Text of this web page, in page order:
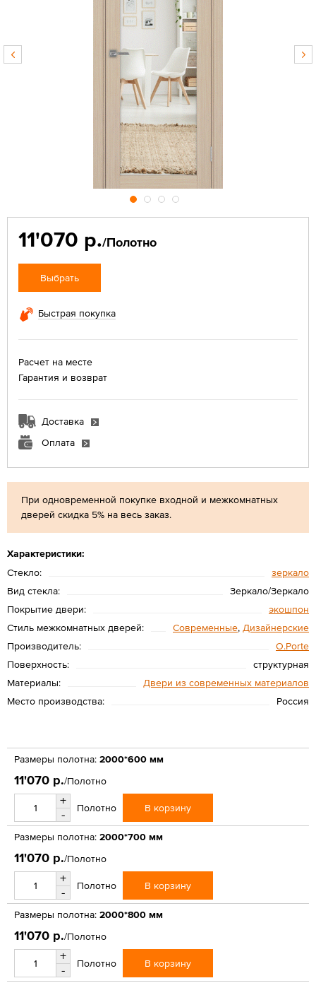
При одновременной покупке входной и межкомнатных
дверей скидка 5% на весь заказ.
Характеристики:
Стекло:
зеркало
Вид стекла:
Зеркало/Зеркало
Покрытие двери:
экошпон
Стиль межкомнатных дверей:
Современные, Дизайнерские
Производитель:
O.Porte
Поверхность:
структурная
Материалы:
Двери из современных материалов
Место производства:
Россия
11'070 р./Полотно
Выбрать
Быстрая покупка
Расчет на месте
Гарантия и возврат
Доставка
Оплата
Размеры полотна: 2000*600 мм
11'070 р./Полотно
+
-
Полотно В корзину
Размеры полотна: 2000*700 мм
11'070 р./Полотно
+
-
Полотно В корзину
Размеры полотна: 2000*800 мм
11'070 р./Полотно
+
-
Полотно В корзину